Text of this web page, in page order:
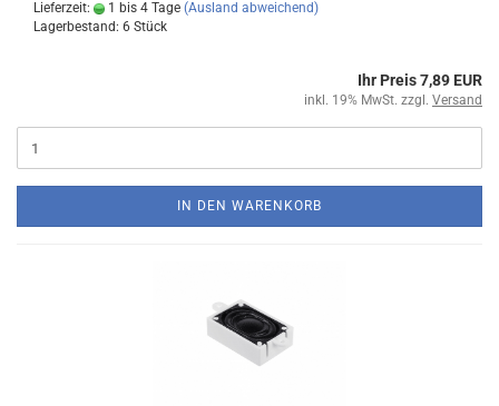
Lieferzeit: 1 bis 4 Tage (Ausland abweichend)
Lagerbestand: 6 Stück
Ihr Preis 7,89 EUR
inkl. 19% MwSt. zzgl. Versand
IN DEN WARENKORB